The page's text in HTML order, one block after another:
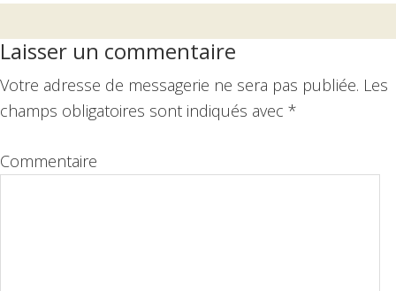
Interactions
du
lecteur
Laisser un commentaire
Votre adresse de messagerie ne sera pas publiée. Les
champs obligatoires sont indiqués avec *
Commentaire